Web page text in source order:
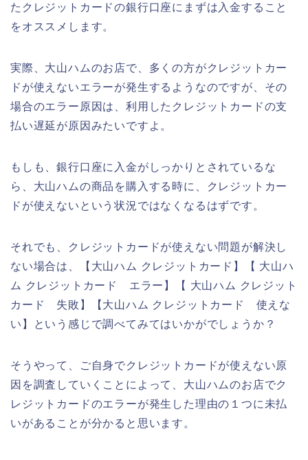
たクレジットカードの銀行口座にまずは入金すること
をオススメします。
実際、大山ハムのお店で、多くの方がクレジットカー
ドが使えないエラーが発生するようなのですが、その
場合のエラー原因は、利用したクレジットカードの支
払い遅延が原因みたいですよ。
もしも、銀行口座に入金がしっかりとされているな
ら、大山ハムの商品を購入する時に、クレジットカー
ドが使えないという状況ではなくなるはずです。
それでも、クレジットカードが使えない問題が解決し
ない場合は、【大山ハム クレジットカード】【 大山ハ
ム クレジットカード エラー】【 大山ハム クレジット
カード 失敗】【大山ハム クレジットカード 使えな
い】という感じで調べてみてはいかがでしょうか？
そうやって、ご自身でクレジットカードが使えない原
因を調査していくことによって、大山ハムのお店でク
レジットカードのエラーが発生した理由の１つに未払
いがあることが分かると思います。